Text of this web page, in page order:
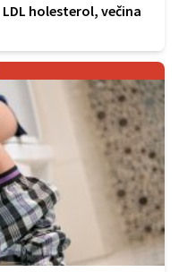
holesterol, večina